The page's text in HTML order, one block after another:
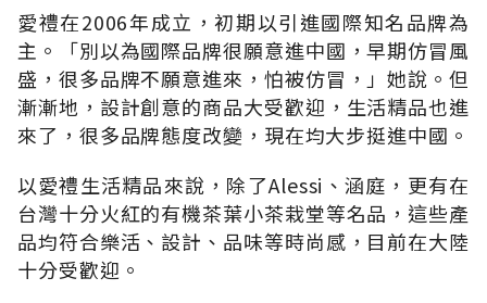
愛禮在2006年成立，初期以引進國際知名品牌為
主。「別以為國際品牌很願意進中國，早期仿冒風
盛，很多品牌不願意進來，怕被仿冒，」她說。但
漸漸地，設計創意的商品大受歡迎，生活精品也進
來了，很多品牌態度改變，現在均大步挺進中國。
以愛禮生活精品來說，除了Alessi、涵庭，更有在
台灣十分火紅的有機茶葉小茶栽堂等名品，這些產
品均符合樂活、設計、品味等時尚感，目前在大陸
十分受歡迎。